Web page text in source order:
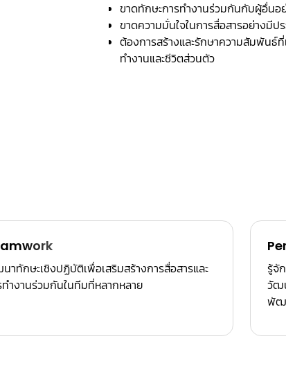
ขาดทักษะการทำงานร่วมกันกับผู้อื่นอ
ขาดความมั่นใจในการสื่อสารอย่างมีป
ต้องการสร้างและรักษาความสัมพัน
ทำงานและชีวิตส่วนตัว
ทักษะเชิงปฏิบัติเพื่อเสริมสร้างการสื่อสารและ
ทำงานร่วมกันในทีมที่หลากหลาย
รู้จั
วัฒ
พัฒ